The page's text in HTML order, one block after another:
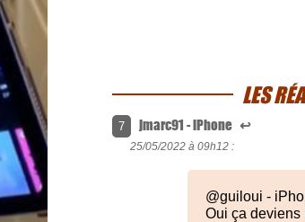
LES
7 jmarc91 - iPhone ↩
25/05/2022 à 09h12 :
@guiloui -
Oui ça deviens